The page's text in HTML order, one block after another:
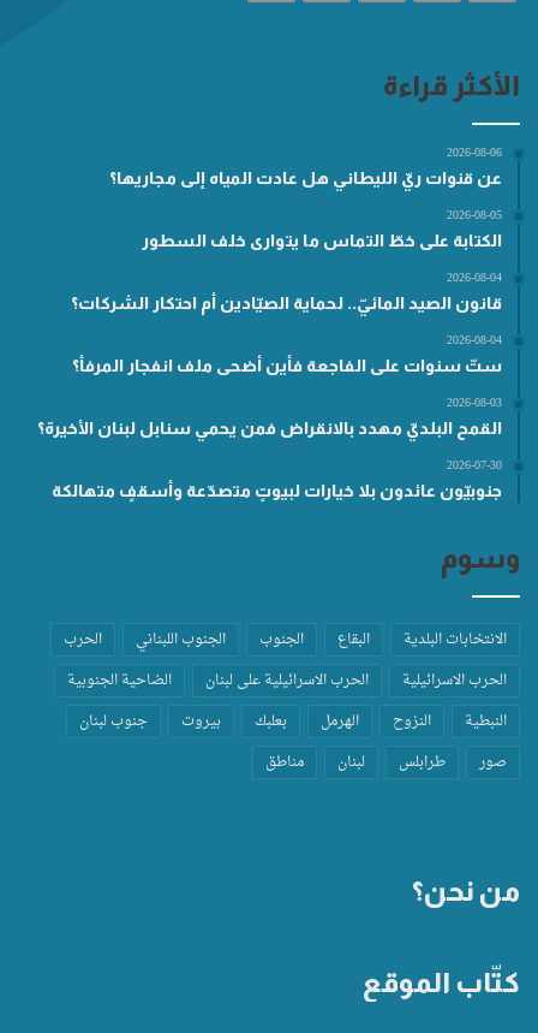
الأكثر قراءة
2026-08-06
عن قنوات ريّ الليطاني هل عادت المياه إلى مجاريها؟
2026-08-05
الكتابة على خطّ التماس ما يتوارى خلف السطور
2026-08-04
قانون الصيد المائيّ.. لحماية الصيّادين أم احتكار الشركات؟
2026-08-04
ستّ سنوات على الفاجعة فأين أضحى ملف انفجار المرفأ؟
2026-08-03
القمح البلديّ مهدد بالانقراض فمن يحمي سنابل لبنان الأخيرة؟
2026-07-30
جنوبيّون عائدون بلا خيارات لبيوتٍ متصدّعة وأسقفٍ متهالكة
وسوم
الانتخابات البلدية البقاع الجنوب الجنوب اللبناني
الحرب
الحرب الاسرائيلية
الحرب الاسرائيلية على لبنان
الضاحية الجنوبية
النبطية
النزوح الهرمل بعلبك بيروت
جنوب لبنان
صور
طرابلس لبنان مناطق
من نحن؟
كتّاب الموقع